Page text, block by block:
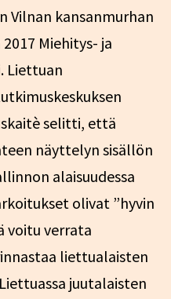
Vilnan kansanmurhan
Miehitys- ja
Liettuan
selitti, että
näyttelyn sisällön
alaisuudessa
olivat ”hyvin
voitu verrata
liettualaisten
juutalaisten